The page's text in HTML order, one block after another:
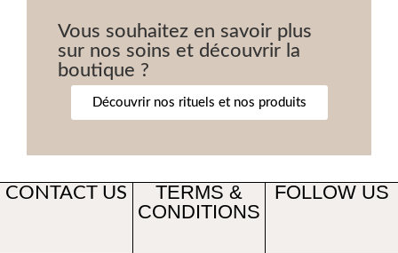
Vous souhaitez en savoir plus
sur nos soins et découvrir la
boutique ?
Découvrir nos rituels et nos produits
CONTACT US
TERMS &
CONDITIONS
FOLLOW US